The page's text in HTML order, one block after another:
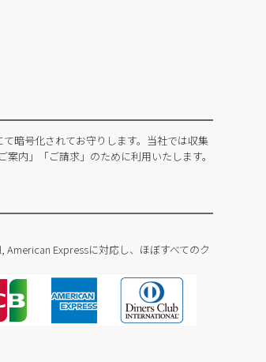
暗号化されてお守りします。当社では収集
内」「ご請求」のために利用いたします。
American Expressに対応し、ほぼすべてのク